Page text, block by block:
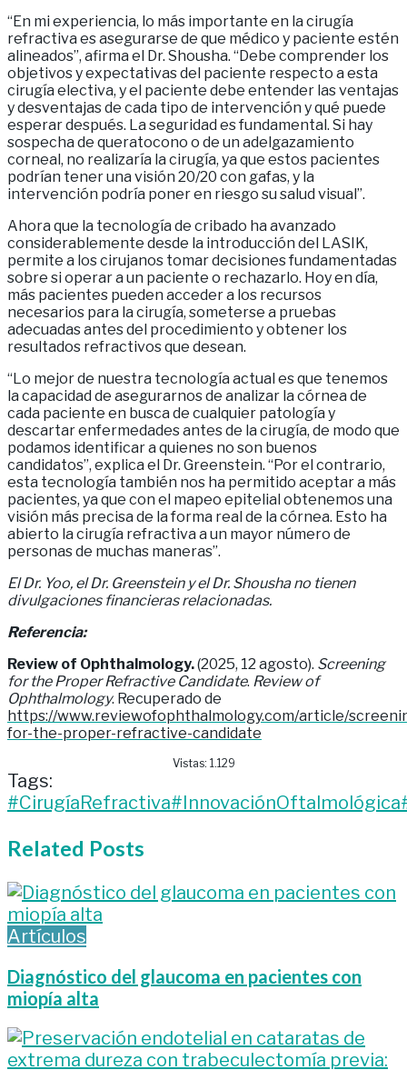
“En mi experiencia, lo más importante en la cirugía
refractiva es asegurarse de que médico y paciente estén
alineados”, afirma el Dr. Shousha. “Debe comprender los
objetivos y expectativas del paciente respecto a esta
cirugía electiva, y el paciente debe entender las ventajas
y desventajas de cada tipo de intervención y qué puede
esperar después. La seguridad es fundamental. Si hay
sospecha de queratocono o de un adelgazamiento
corneal, no realizaría la cirugía, ya que estos pacientes
podrían tener una visión 20/20 con gafas, y la
intervención podría poner en riesgo su salud visual”.
Ahora que la tecnología de cribado ha avanzado
considerablemente desde la introducción del LASIK,
permite a los cirujanos tomar decisiones fundamentadas
sobre si operar a un paciente o rechazarlo. Hoy en día,
más pacientes pueden acceder a los recursos
necesarios para la cirugía, someterse a pruebas
adecuadas antes del procedimiento y obtener los
resultados refractivos que desean.
“Lo mejor de nuestra tecnología actual es que tenemos
la capacidad de asegurarnos de analizar la córnea de
cada paciente en busca de cualquier patología y
descartar enfermedades antes de la cirugía, de modo que
podamos identificar a quienes no son buenos
candidatos”, explica el Dr. Greenstein. “Por el contrario,
esta tecnología también nos ha permitido aceptar a más
pacientes, ya que con el mapeo epitelial obtenemos una
visión más precisa de la forma real de la córnea. Esto ha
abierto la cirugía refractiva a un mayor número de
personas de muchas maneras”.
El Dr. Yoo, el Dr. Greenstein y el Dr. Shousha no tienen
divulgaciones financieras relacionadas.
Referencia:
Review of Ophthalmology.(2025, 12 agosto). Screening
for the Proper Refractive Candidate. Review of
Ophthalmology. Recuperado de
https://www.reviewofophthalmology.com/article/
for-the-proper-refractive-candidate
Vistas: 1.129
Tags:
#CirugíaRefractiva#InnovaciónOftalmológica
Related Posts
Artículos
Diagnóstico del glaucoma en pacientes con
miopía alta